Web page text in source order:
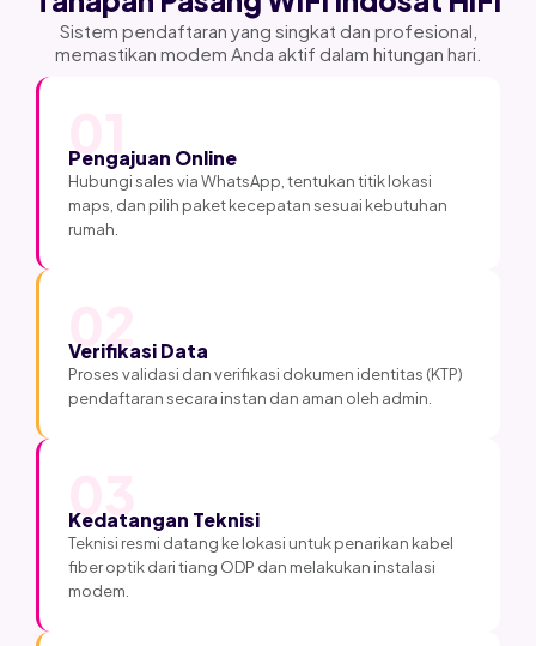
Sistem pendaftaran yang singkat dan profesional,
memastikan modem Anda aktif dalam hitungan hari.
01
Pengajuan Online
Hubungi sales via WhatsApp, tentukan titik lokasi
maps, dan pilih paket kecepatan sesuai kebutuhan
rumah.
02
Verifikasi Data
Proses validasi dan verifikasi dokumen identitas (KTP)
pendaftaran secara instan dan aman oleh admin.
03
Kedatangan Teknisi
Teknisi resmi datang ke lokasi untuk penarikan kabel
fiber optik dari tiang ODP dan melakukan instalasi
modem.